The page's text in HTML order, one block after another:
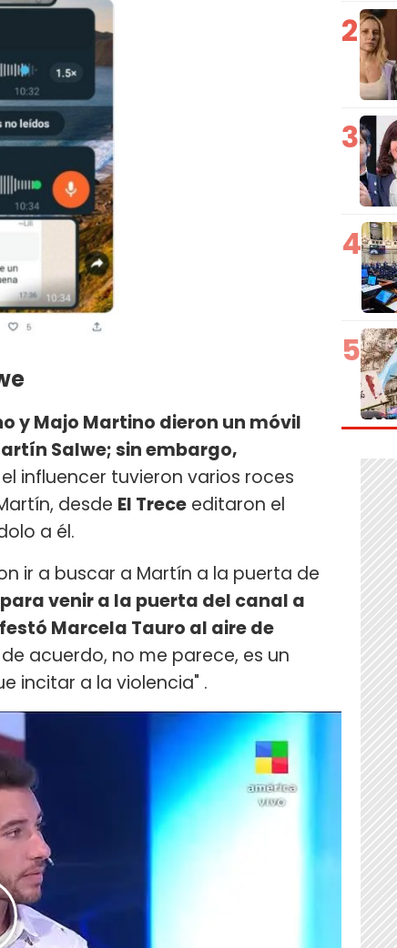
y Majo Martino dieron un móvil
Salwe; sin embargo,
influencer tuvieron varios roces
desde El Trece editaron el
a él.
ir a buscar a Martín a la puerta de
venir a la puerta del canal a
Marcela Tauro al aire de
acuerdo, no me parece, es un
incitar a la violencia" .
2
3
4
5